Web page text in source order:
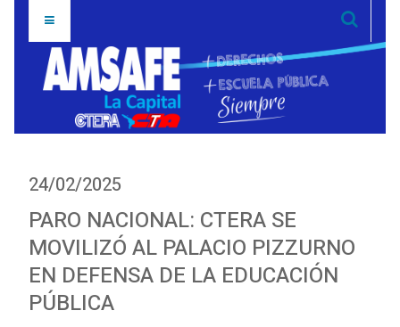
24/02/2025
PARO NACIONAL: CTERA SE
MOVILIZÓ AL PALACIO PIZZURNO
EN DEFENSA DE LA EDUCACIÓN
PÚBLICA